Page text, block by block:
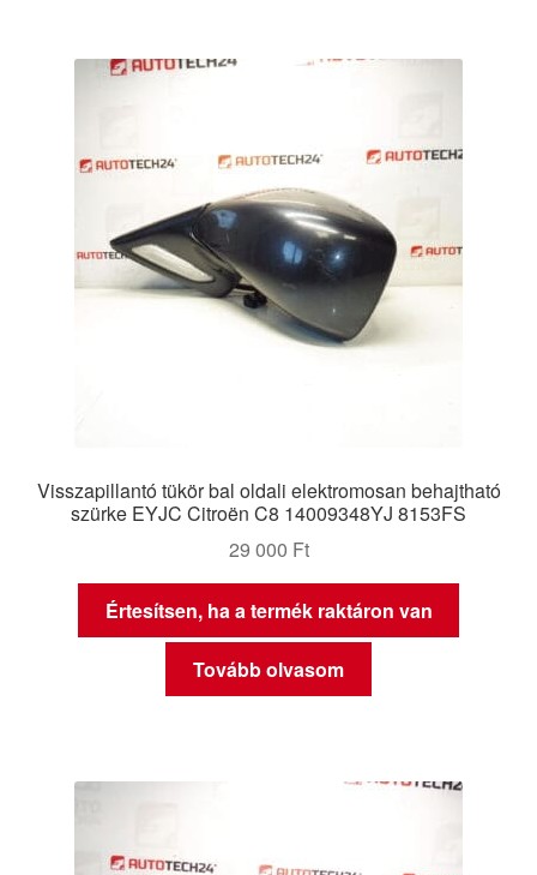
Visszapillantó tükör bal oldali elektromosan behajtható
szürke EYJC Citroën C8 14009348YJ 8153FS
29 000 Ft
Értesítsen, ha a termék raktáron van
Tovább olvasom